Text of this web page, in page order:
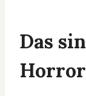
Das